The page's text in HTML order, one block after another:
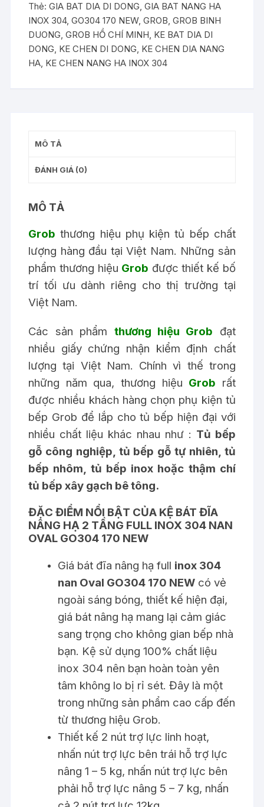
Full
Inox
304
nan
Oval
lượng
Thẻ:GIA BAT DIA DI DONG,GIA BAT NANG HA
INOX 304,GO304 170 NEW,GROB,GROB BINH
DUONG,GROB HỒ CHÍ MINH, KE BAT DIA DI
DONG, KE CHEN DI DONG, KE CHEN DIA NANG
HA, KE CHEN NANG HA INOX 304
MÔ TẢ
ĐÁNH GIÁ (0)
MÔ TẢ
Grob thương hiệu phụ kiện tủ bếp chất
lượng hàng đầu tại Việt Nam. Những sản
phẩm thương hiệu Grob được thiết kế bố
trí tối ưu dành riêng cho thị trường tại
Việt Nam.
Các sản phẩm thương hiệu Grob đạt
nhiều giấy chứng nhận kiểm định chất
lượng tại Việt Nam. Chính vì thế trong
những năm qua, thương hiệu Grob rất
được nhiều khách hàng chọn phụ kiện tủ
bếp Grob để lắp chotủ bếp hiện đại với
nhiều chất liệu khác nhau như : Tủ bếp
gỗ công nghiệp, tủ bếp gỗ tự nhiên, tủ
bếp nhôm, tủ bếp inox hoặc thậm chí
tủ bếp xây gạch bê tông.
ĐẶC ĐIỂM NỔI BẬT CỦA KỆ BÁT ĐĨA
NÂNG HẠ 2 TẦNG FULL INOX 304 NAN
OVAL GO304 170 NEW
Giá bát đĩa nâng hạ full inox 304
nan Oval GO304 170 NEW có vẻ
ngoài sáng bóng, thiết kế hiện đại,
giá bát nâng hạ mang lại cảm giác
sang trọng cho không gian bếp nhà
bạn. Kệ sử dụng 100% chất liệu
inox 304 nên bạn hoàn toàn yên
tâm không lo bị rỉ sét. Đây là một
trong những sản phẩm cao cấp đến
từ thương hiệu Grob.
Thiết kế 2 nút trợ lực linh hoạt,
nhấn nút trợ lực bên trái hỗ trợ lực
nâng 1 – 5 kg, nhấn nút trợ lực bên
phải hỗ trợ lực nâng 5 – 7 kg, nhấn